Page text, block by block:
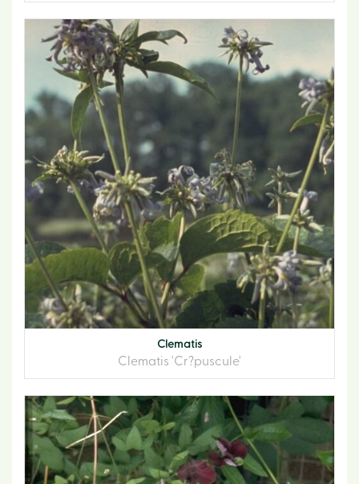
Clematis
Clematis 'Cr?puscule'